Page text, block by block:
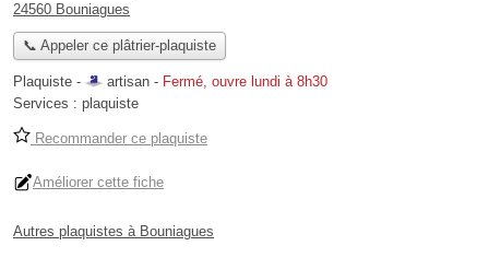
24560 Bouniagues
📞 Appeler ce plâtrier-plaquiste
Plaquiste - artisan - Fermé, ouvre lundi à 8h30
Services : plaquiste
Recommander ce plaquiste
Améliorer cette fiche
Autres plaquistes à Bouniagues